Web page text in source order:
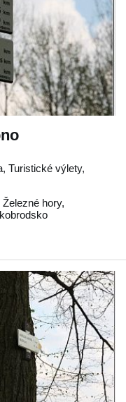
Turistické výlety,
Železné hory,